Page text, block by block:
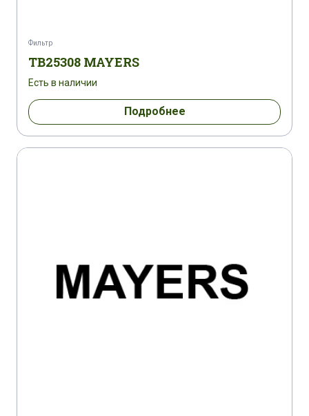
Фильтр
TB25308 MAYERS
Есть в наличии
Подробнее